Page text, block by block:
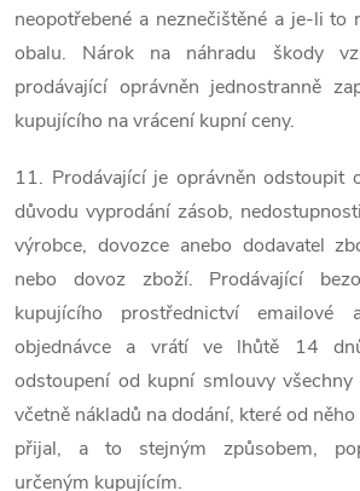
neopotřebené a neznečištěné a je-li to
obalu. Nárok na náhradu škody
prodávající oprávněn jednostranně
kupujícího na vrácení kupní ceny.
11. Prodávající je oprávněn odstoupit
důvodu vyprodání zásob,
výrobce, dovozce anebo dodavatel
nebo dovoz zboží. Prodávající
kupujícího prostřednictví emailové
objednávce a vrátí ve lhůtě 14
odstoupení od kupní smlouvy
včetně nákladů na dodání, které od
přijal, a to stejným způsobem,
určeným kupujícím.